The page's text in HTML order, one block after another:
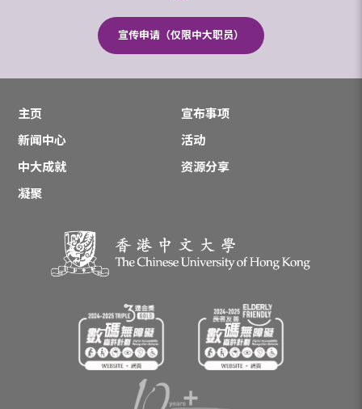
宣传申请（仅限中大职员）
主页
宣布事项
新闻中心
活动
中大成就
资源分享
凝聚